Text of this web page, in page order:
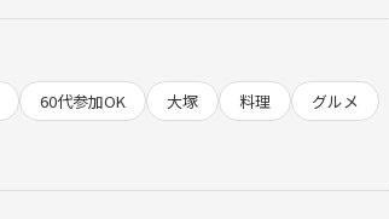
60代参加OK 大塚 料理
グルメ